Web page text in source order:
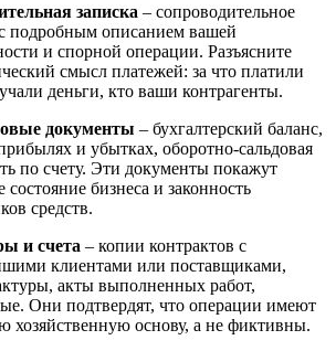
записка – сопроводительное
подробным описанием вашей
и спорной операции. Разъясните
смысл платежей: за что платили
деньги, кто ваши контрагенты.
документы – бухгалтерский баланс,
и убытках, оборотно-сальдовая
по счету. Эти документы покажут
состояние бизнеса и законность
средств.
и счета – копии контрактов с
клиентами или поставщиками,
акты выполненных работ,
Они подтвердят, что операции имеют
хозяйственную основу, а не фиктивны.